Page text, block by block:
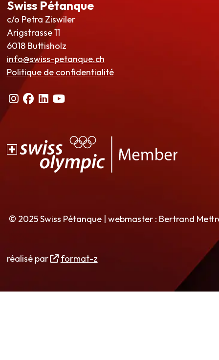
Swiss Pétanque
c/o Petra Ziswiler
Arigstrasse 11
6018 Buttisholz
info@swiss-petanque.ch
Politique de confidentialité
© 2025 Swiss Pétanque | webmaster : Bertrand
réalisé par format-z